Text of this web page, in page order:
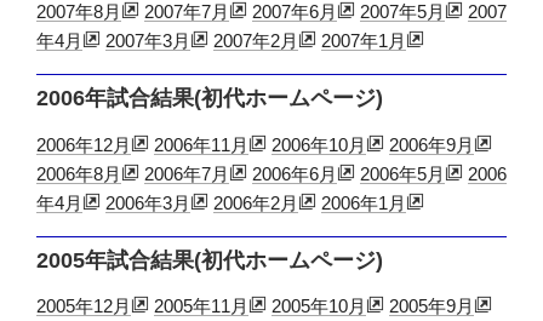
2007年8月
2007年7月 2007年6月 2007年5月
2007
年4月
2007年3月 2007年2月 2007年1月
2006年試合結果(初代ホームページ)
2006年12月 2006年11月 2006年10月
2006年9月
2006年8月
2006年7月 2006年6月 2006年5月
2006
年4月
2006年3月 2006年2月 2006年1月
2005年試合結果(初代ホームページ)
2005年12月 2005年11月 2005年10月
2005年9月